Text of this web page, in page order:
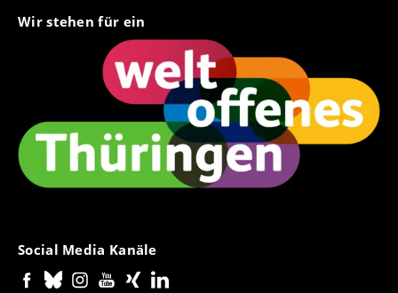
Wir stehen für ein
Social Media Kanäle